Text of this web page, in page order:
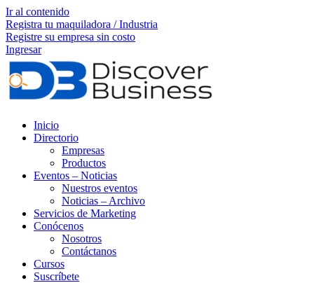
Ir al contenido
Registra tu maquiladora / Industria
Registre su empresa sin costo
Ingresar
Inicio
Directorio
Empresas
Productos
Eventos – Noticias
Nuestros eventos
Noticias – Archivo
Servicios de Marketing
Conócenos
Nosotros
Contáctanos
Cursos
Suscríbete